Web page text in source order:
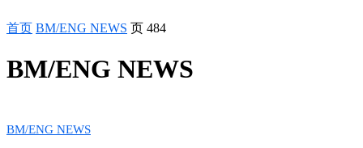
首页 BM/ENG NEWS 页 484
BM/ENG NEWS
BM/ENG NEWS